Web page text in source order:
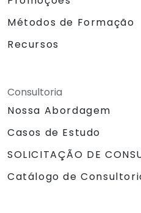
Métodos de Formação
Recursos
Consultoria
Nossa Abordagem
Casos de Estudo
SOLICITAÇÃO DE
Catálogo de